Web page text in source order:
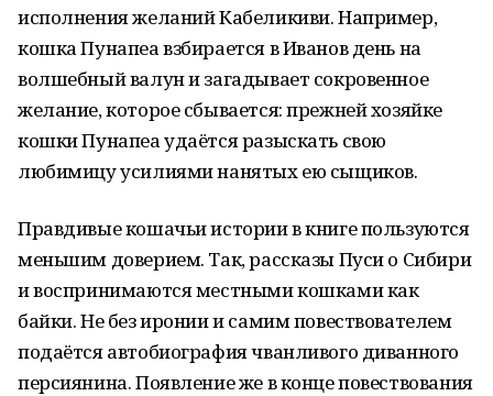
исполнения желаний Кабеликиви. Например,
кошка Пунапеа взбирается в Иванов день на
волшебный валун и загадывает сокровенное
желание, которое сбывается: прежней хозяйке
кошки Пунапеа удаётся разыскать свою
любимицу усилиями нанятых ею сыщиков.
Правдивые кошачьи истории в книге пользуются
меньшим доверием. Так, рассказы Пуси о Сибири
и воспринимаются местными кошками как
байки. Не без иронии и самим повествователем
подаётся автобиография чванливого диванного
персиянина. Появление же в конце повествования